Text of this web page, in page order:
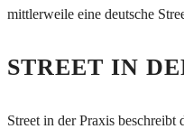
mittlerweile eine deutsche
STREET IN
Street in der Praxis